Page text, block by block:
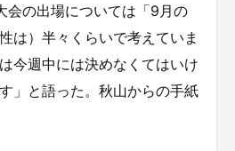
会の出場については「9月の
は）半々くらいで考えていま
今週中には決めなくてはいけ
」と語った。秋山からの手紙